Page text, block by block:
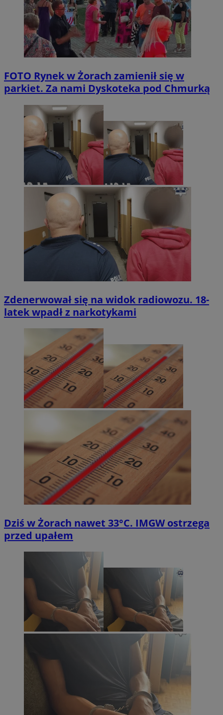
FOTO Rynek w Żorach zamienił się w
parkiet. Za nami Dyskoteka pod Chmurką
Zdenerwował się na widok radiowozu. 18-
latek wpadł z narkotykami
Dziś w Żorach nawet 33°C. IMGW ostrzega
przed upałem